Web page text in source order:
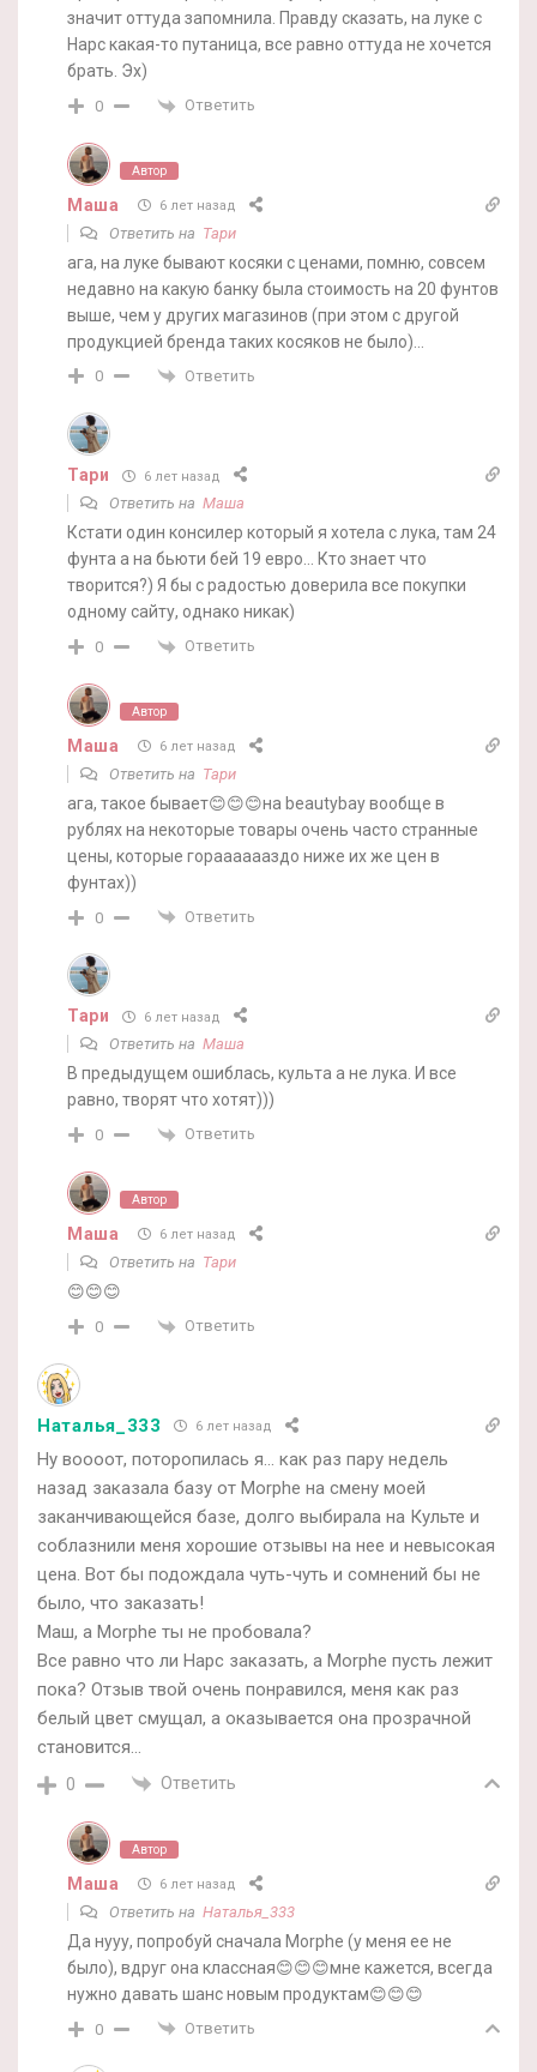
значит оттуда запомнила. Правду сказать, на луке с
Нарс какая-то путаница, все равно оттуда не хочется
брать. Эх)
0 Ответить
Автор
Маша 6 лет назад
Ответить на Тари
ага, на луке бывают косяки с ценами, помню, совсем
недавно на какую банку была стоимость на 20 фунтов
выше, чем у других магазинов (при этом с другой
продукцией бренда таких косяков не было)…
0 Ответить
Тари 6 лет назад
Ответить на Маша
Кстати один консилер который я хотела с лука, там 24
фунта а на бьюти бей 19 евро… Кто знает что
творится?) Я бы с радостью доверила все покупки
одному сайту, однако никак)
0 Ответить
Автор
Маша 6 лет назад
Ответить на Тари
ага, такое бывает😊😊😊на beautybay вообще в
рублях на некоторые товары очень часто странные
цены, которые горааааааздо ниже их же цен в
фунтах))
0 Ответить
Тари 6 лет назад
Ответить на Маша
В предыдущем ошиблась, культа а не лука. И все
равно, творят что хотят)))
0 Ответить
Автор
Маша 6 лет назад
Ответить на Тари
😊😊😊
0 Ответить
Наталья_333 6 лет назад
Ну воооот, поторопилась я… как раз пару недель
назад заказала базу от Morphe на смену моей
заканчивающейся базе, долго выбирала на Культе и
соблазнили меня хорошие отзывы на нее и невысокая
цена. Вот бы подождала чуть-чуть и сомнений бы не
было, что заказать!
Маш, а Morphe ты не пробовала?
Все равно что ли Нарс заказать, а Morphe пусть лежит
пока? Отзыв твой очень понравился, меня как раз
белый цвет смущал, а оказывается она прозрачной
становится…
0 Ответить
Автор
Маша 6 лет назад
Ответить на Наталья_333
Да нууу, попробуй сначала Morphe (у меня ее не
было), вдруг она классная😊😊😊мне кажется, всегда
нужно давать шанс новым продуктам😊😊😊
0 Ответить